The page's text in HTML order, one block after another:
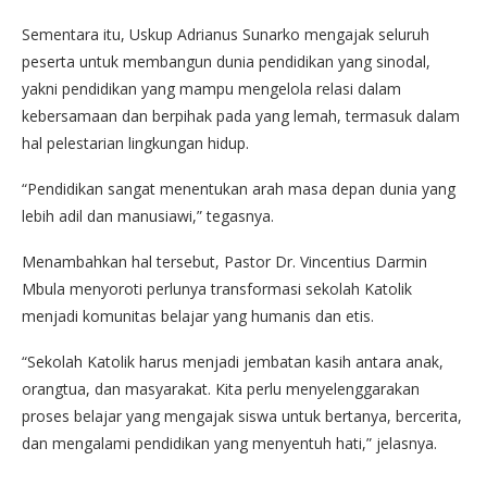
Sementara itu, Uskup Adrianus Sunarko mengajak seluruh
peserta untuk membangun dunia pendidikan yang sinodal,
yakni pendidikan yang mampu mengelola relasi dalam
kebersamaan dan berpihak pada yang lemah, termasuk dalam
hal pelestarian lingkungan hidup.
“Pendidikan sangat menentukan arah masa depan dunia yang
lebih adil dan manusiawi,” tegasnya.
Menambahkan hal tersebut, Pastor Dr. Vincentius Darmin
Mbula menyoroti perlunya transformasi sekolah Katolik
menjadi komunitas belajar yang humanis dan etis.
“Sekolah Katolik harus menjadi jembatan kasih antara anak,
orangtua, dan masyarakat. Kita perlu menyelenggarakan
proses belajar yang mengajak siswa untuk bertanya, bercerita,
dan mengalami pendidikan yang menyentuh hati,” jelasnya.